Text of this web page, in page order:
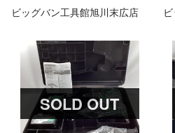
ビッグバン工具館旭川末広店
SOLD OUT